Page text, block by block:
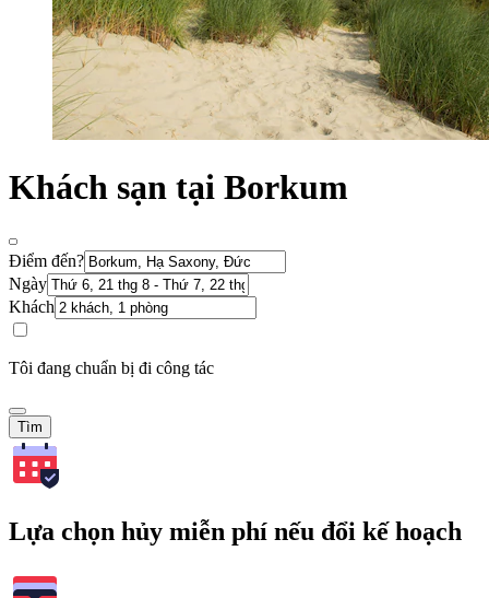
Khách sạn tại Borkum
Điểm đến?
Ngày
Khách
Tôi đang chuẩn bị đi công tác
Tìm
Lựa chọn hủy miễn phí nếu đổi kế hoạch